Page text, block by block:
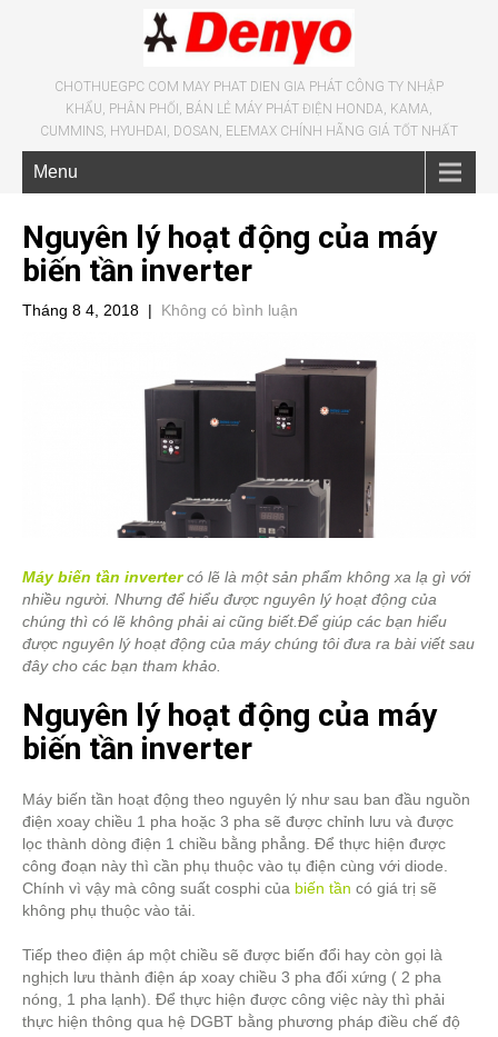
CHOTHUEGPC COM MAY PHAT DIEN GIA PHÁT CÔNG TY NHẬP
KHẨU, PHÂN PHỐI, BÁN LẺ MÁY PHÁT ĐIỆN HONDA, KAMA,
CUMMINS, HYUHDAI, DOSAN, ELEMAX CHÍNH HÃNG GIÁ TỐT NHẤT
Menu
Nguyên lý hoạt động của máy
biến tần inverter
Tháng 8 4, 2018 | Không có bình luận
Máy biến tần inverter có lẽ là một sản phẩm không xa lạ gì với
nhiều người. Nhưng để hiểu được nguyên lý hoạt động của
chúng thì có lẽ không phải ai cũng biết.Để giúp các bạn hiểu
được nguyên lý hoạt động của máy chúng tôi đưa ra bài viết sau
đây cho các bạn tham khảo.
Nguyên lý hoạt động của máy
biến tần inverter
Máy biến tần hoạt động theo nguyên lý như sau ban đầu nguồn
điện xoay chiều 1 pha hoặc 3 pha sẽ được chỉnh lưu và được
lọc thành dòng điện 1 chiều bằng phẳng. Để thực hiện được
công đoạn này thì cần phụ thuộc vào tụ điện cùng với diode.
Chính vì vậy mà công suất cosphi của biến tần có giá trị sẽ
không phụ thuộc vào tải.
Tiếp theo điện áp một chiều sẽ được biến đổi hay còn gọi là
nghịch lưu thành điện áp xoay chiều 3 pha đối xứng ( 2 pha
nóng, 1 pha lạnh). Để thực hiện được công việc này thì phải
thực hiện thông qua hệ DGBT bằng phương pháp điều chế độ